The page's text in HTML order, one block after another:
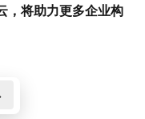
，将助力更多企业构